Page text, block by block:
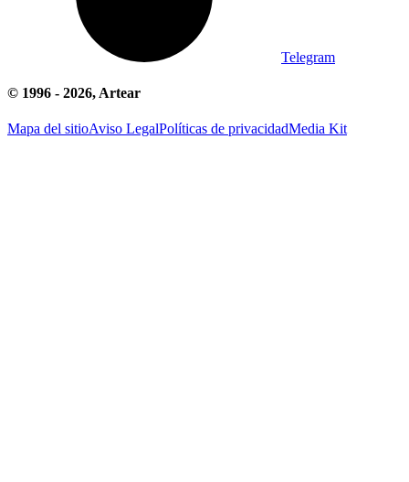
Telegram
© 1996 - 2026, Artear
Mapa del sitioAviso LegalPolíticas de privacidadMedia Kit